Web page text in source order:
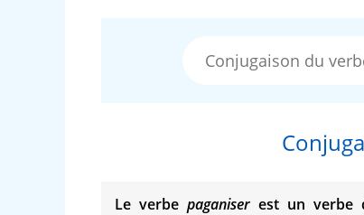
Le verbe paganiser est un verbe